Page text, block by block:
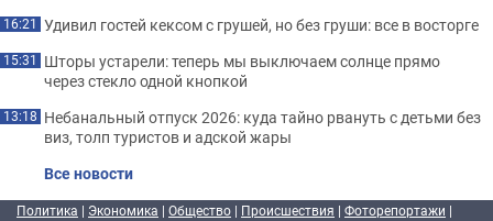
16:21 Удивил гостей кексом с грушей, но без груши: все в восторге
15:31 Шторы устарели: теперь мы выключаем солнце прямо
через стекло одной кнопкой
13:18 Небанальный отпуск 2026: куда тайно рвануть с детьми без
виз, толп туристов и адской жары
Все новости
Политика | Экономика | Общество | Происшествия | Фоторепортажи |